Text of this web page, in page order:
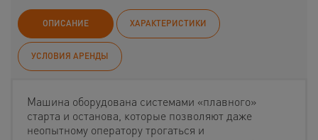
ОПИСАНИЕ ХАРАКТЕРИСТИКИ
УСЛОВИЯ АРЕНДЫ
Машина оборудована системами «плавного»
старта и останова, которые позволяют даже
неопытному оператору трогаться и